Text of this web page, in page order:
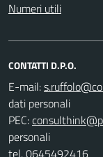
Numeri utili
CONTATTI D.P.O.
E-mail:
dati personali
PEC:
personali
tel. 0645492416